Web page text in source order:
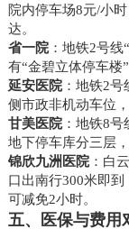
院内停车场8元/小
达。
省一院：地铁2号线
有“金碧立体停车楼
延安医院：地铁2号
侧市政非机动车位
甘美医院：地铁8号
地下停车库分三层
锦欣九洲医院：白
口出南行300米即
可减免2小时。
五、医保与费用